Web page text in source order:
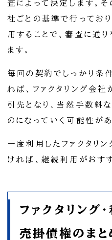
査によって決定します。
社ごとの基準で行ってお
用することで、審査に通
ます。
毎回の契約でしっかり条
れば、ファクタリング会
引先となり、当然手数料
のになっていく可能性があ
一度利用したファクタリ
ければ、継続利用がおす
ファクタリング
売掛債権のまと